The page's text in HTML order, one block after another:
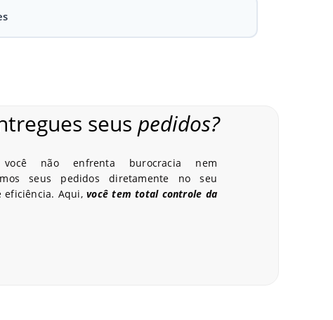
seus pedidos?
não enfrenta burocracia nem
seus pedidos diretamente no seu
eficiência. Aqui,você tem total controle da